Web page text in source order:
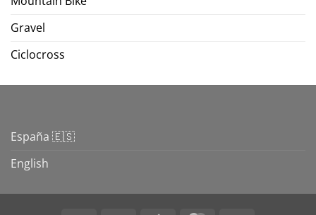
Gravel
Ciclocross
España 🇪🇸
English